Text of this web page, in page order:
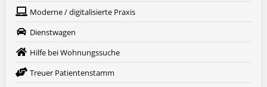
Moderne / digitalisierte Praxis
Dienstwagen
Hilfe bei Wohnungssuche
Treuer Patientenstamm